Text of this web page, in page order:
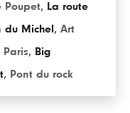
Poupet, La route
du Michel , Art
, Big
, Pont du rock